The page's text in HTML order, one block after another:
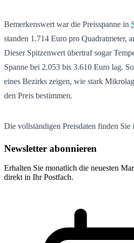
Bemerkenswert war die Preisspanne in
standen 1.714 Euro pro Quadratmeter,
Dieser Spitzenwert übertraf sogar
Spanne bei 2.053 bis 3.610 Euro lag.
eines Bezirks zeigen, wie stark
den Preis bestimmen.
Die vollständigen Preisdaten finden Sie
Newsletter abonnieren
Erhalten Sie monatlich die neuesten
direkt in Ihr Postfach.